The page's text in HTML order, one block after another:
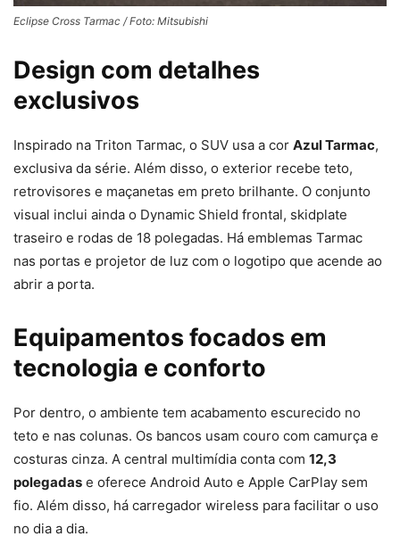
Eclipse Cross Tarmac / Foto: Mitsubishi
Design com detalhes
exclusivos
Inspirado na Triton Tarmac, o SUV usa a cor Azul Tarmac,
exclusiva da série. Além disso, o exterior recebe teto,
retrovisores e maçanetas em preto brilhante. O conjunto
visual inclui ainda o Dynamic Shield frontal, skidplate
traseiro e rodas de 18 polegadas. Há emblemas Tarmac
nas portas e projetor de luz com o logotipo que acende ao
abrir a porta.
Equipamentos focados em
tecnologia e conforto
Por dentro, o ambiente tem acabamento escurecido no
teto e nas colunas. Os bancos usam couro com camurça e
costuras cinza. A central multimídia conta com 12,3
polegadas e oferece Android Auto e Apple CarPlay sem
fio. Além disso, há carregador wireless para facilitar o uso
no dia a dia.